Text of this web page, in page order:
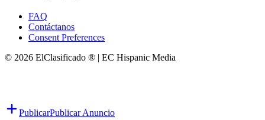
FAQ
Contáctanos
Consent Preferences
© 2026 ElClasificado ® | EC Hispanic Media
PublicarPublicar Anuncio